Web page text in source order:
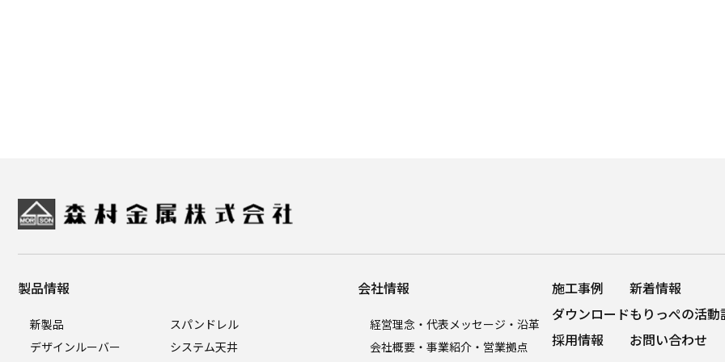
製品情報
新製品
スパンドレル
デザインルーバー
システム天井
会社情報
経営理念・代表メッセージ・沿革
会社概要・事業紹介・営業拠点
施工事例
ダウンロード
採用情報
新着情報
もりっぺの活動
お問い合わせ